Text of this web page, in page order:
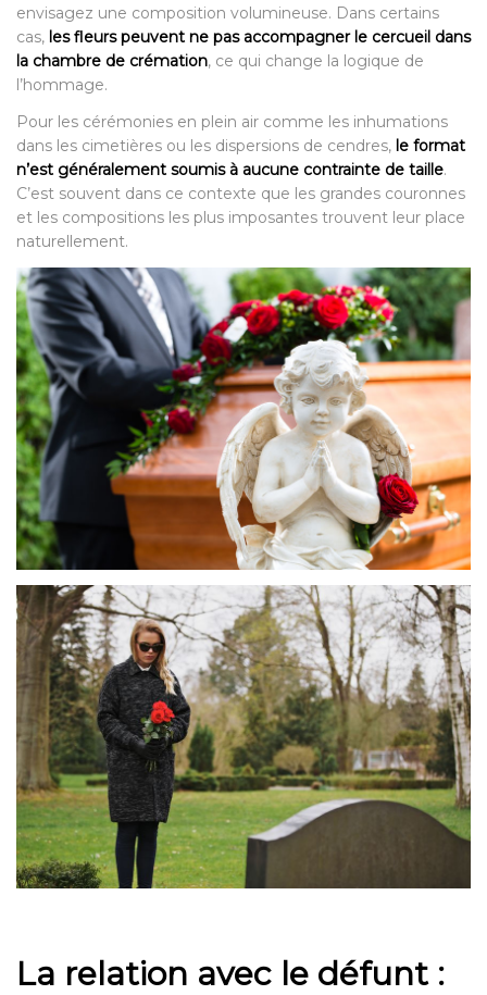
envisagez une composition volumineuse. Dans certains
cas, les fleurs peuvent ne pas accompagner le cercueil dans
la chambre de crémation, ce qui change la logique de
l’hommage.
Pour les cérémonies en plein air comme les inhumations
dans les cimetières ou les dispersions de cendres, le format
n’est généralement soumis à aucune contrainte de taille.
C’est souvent dans ce contexte que les grandes couronnes
et les compositions les plus imposantes trouvent leur place
naturellement.
La relation avec le défunt :